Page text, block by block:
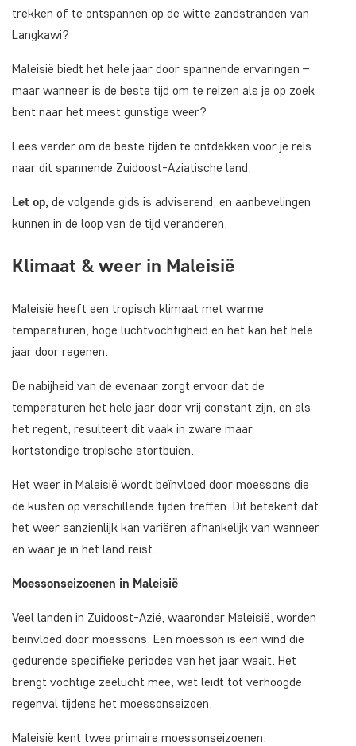
trekken of te ontspannen op de witte zandstranden van
Langkawi?
Maleisië biedt het hele jaar door spannende ervaringen –
maar wanneer is de beste tijd om te reizen als je op zoek
bent naar het meest gunstige weer?
Lees verder om de beste tijden te ontdekken voor je reis
naar dit spannende Zuidoost-Aziatische land.
Let op, de volgende gids is adviserend, en aanbevelingen
kunnen in de loop van de tijd veranderen.
Klimaat & weer in Maleisië
Maleisië heeft een tropisch klimaat met warme
temperaturen, hoge luchtvochtigheid en het kan het hele
jaar door regenen.
De nabijheid van de evenaar zorgt ervoor dat de
temperaturen het hele jaar door vrij constant zijn, en als
het regent, resulteert dit vaak in zware maar
kortstondige tropische stortbuien.
Het weer in Maleisië wordt beïnvloed door moessons die
de kusten op verschillende tijden treffen. Dit betekent dat
het weer aanzienlijk kan variëren afhankelijk van wanneer
en waar je in het land reist.
Moessonseizoenen in Maleisië
Veel landen in Zuidoost-Azië, waaronder Maleisië, worden
beïnvloed door moessons. Een moesson is een wind die
gedurende specifieke periodes van het jaar waait. Het
brengt vochtige zeelucht mee, wat leidt tot verhoogde
regenval tijdens het moessonseizoen.
Maleisië kent twee primaire moessonseizoenen: